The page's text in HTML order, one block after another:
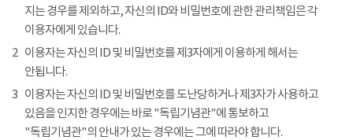
지는 경우를 제외하고, 자신의 ID와 비밀번호에 관한 관리책임은 각
이용자에게 있습니다.
2 이용자는 자신의 ID 및 비밀번호를 제3자에게 이용하게 해서는
안됩니다.
3 이용자는 자신의 ID 및 비밀번호를 도난당하거나 제3자가 사용하고
있음을 인지한 경우에는 바로 "독립기념관"에 통보하고
"독립기념관"의 안내가 있는 경우에는 그에 따라야 합니다.